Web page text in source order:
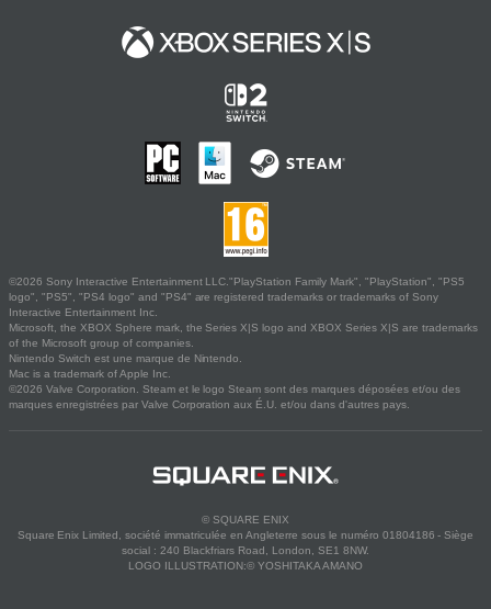
©2026 Sony Interactive Entertainment LLC."PlayStation Family Mark", "PlayStation", "PS5
logo", "PS5", "PS4 logo" and "PS4" are registered trademarks or trademarks of Sony
Interactive Entertainment Inc.
Microsoft, the XBOX Sphere mark, the Series X|S logo and XBOX Series X|S are trademarks
of the Microsoft group of companies.
Nintendo Switch est une marque de Nintendo.
Mac is a trademark of Apple Inc.
©2026 Valve Corporation. Steam et le logo Steam sont des marques déposées et/ou des
marques enregistrées par Valve Corporation aux É.U. et/ou dans d'autres pays.
© SQUARE ENIX
Square Enix Limited, société immatriculée en Angleterre sous le numéro 01804186 - Siège
social : 240 Blackfriars Road, London, SE1 8NW.
LOGO ILLUSTRATION:© YOSHITAKA AMANO